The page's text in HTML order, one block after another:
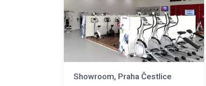
Showroom, Praha Čestlice